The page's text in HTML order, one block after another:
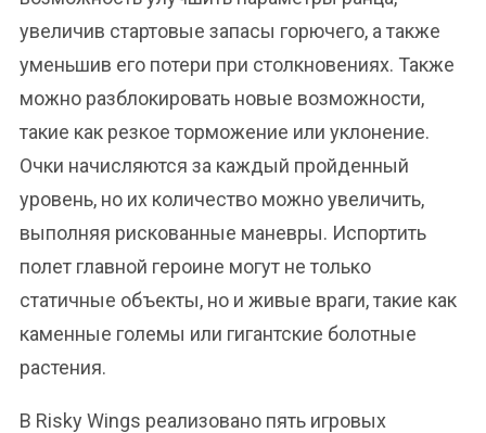
увеличив стартовые запасы горючего, а также
уменьшив его потери при столкновениях. Также
можно разблокировать новые возможности,
такие как резкое торможение или уклонение.
Очки начисляются за каждый пройденный
уровень, но их количество можно увеличить,
выполняя рискованные маневры. Испортить
полет главной героине могут не только
статичные объекты, но и живые враги, такие как
каменные големы или гигантские болотные
растения.
В Risky Wings реализовано пять игровых